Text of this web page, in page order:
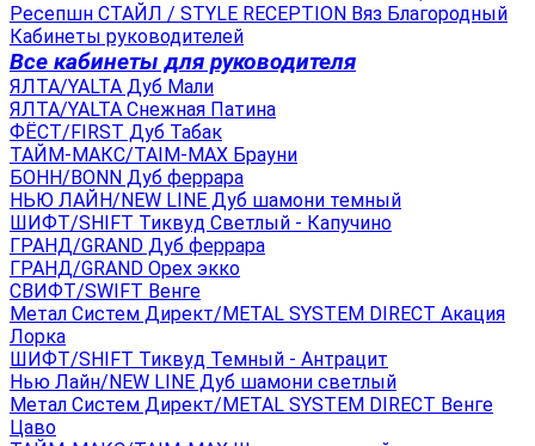
Ресепшн СТАЙЛ / STYLE RECEPTION Вяз Благородный
Кабинеты руководителей
Все кабинеты для руководителя
ЯЛТА/YALTA Дуб Мали
ЯЛТА/YALTA Снежная Патина
ФЁСТ/FIRST Дуб Табак
ТАЙМ-МАКС/TAIM-MAX Брауни
БОНН/BONN Дуб феррара
НЬЮ ЛАЙН/NEW LINE Дуб шамони темный
ШИФТ/SHIFT Тиквуд Светлый - Капучино
ГРАНД/GRAND Дуб феррара
ГРАНД/GRAND Орех экко
СВИФТ/SWIFT Венге
Метал Систем Директ/METAL SYSTEM DIRECT Акация
Лорка
ШИФТ/SHIFT Тиквуд Темный - Антрацит
Нью Лайн/NEW LINE Дуб шамони светлый
Метал Систем Директ/METAL SYSTEM DIRECT Венге
Цаво